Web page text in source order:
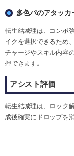
多色パのアタッカ
転生結城理は、コンボ
イクを選択できるため
チャージやスキル内容
揮できます。
アシスト評価
転生結城理は、ロック
成後確実にドロップを